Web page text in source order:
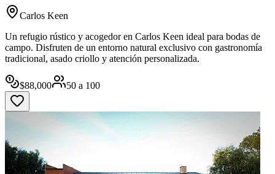
Carlos Keen
Un refugio rústico y acogedor en Carlos Keen ideal para bodas de
campo. Disfruten de un entorno natural exclusivo con gastronomía
tradicional, asado criollo y atención personalizada.
$88,000 50 a 100